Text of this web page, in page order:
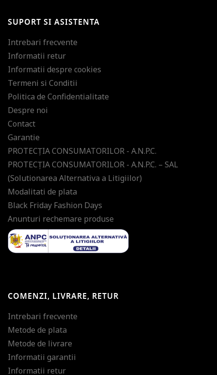
SUPORT SI ASISTENTA
Intrebari frecvente
Informatii retur
Informatii despre cookies
Termeni si Conditii
Politica de Confidentialitate
Despre noi
Contact
Garantie
PROTECŢIA CONSUMATORILOR - A.N.P.C.
PROTECŢIA CONSUMATORILOR - A.N.P.C. – SAL
(Solutionarea Alternativa a Litigiilor)
Modalitati de plata
Black Friday Fashion Days
Anunturi rechemare produse
COMENZI, LIVRARE, RETUR
Intrebari frecvente
Metode de plata
Metode de livrare
Informatii garantii
Informatii retur